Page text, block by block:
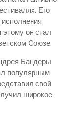
Его
этому он стал
Союзе.
Бандеры
популярным
свой
широкое